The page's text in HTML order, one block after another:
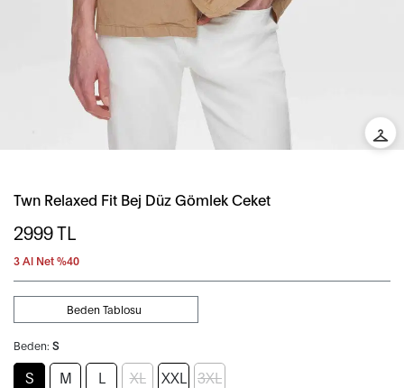
Twn Relaxed Fit Bej Düz Gömlek Ceket
2999TL
3 Al Net %40
Beden: S
Beden Tablosu
S M L XL XXL 3XL